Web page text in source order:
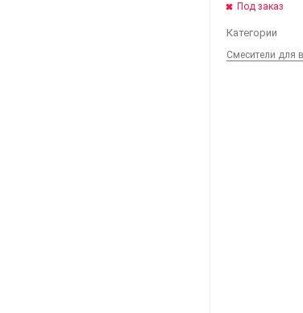
Под заказ
Категории
Смесители для